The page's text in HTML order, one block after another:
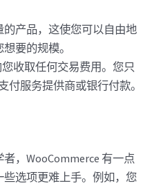
产品，这使您可以自由地
要的规模。
收取任何交易费用。您只
付服务提供商或银行付款。
，WooCommerce 有一点
选项更难上手。例如，您